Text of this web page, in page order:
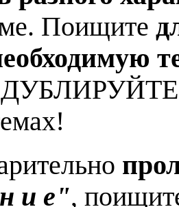
Поищите
и е",